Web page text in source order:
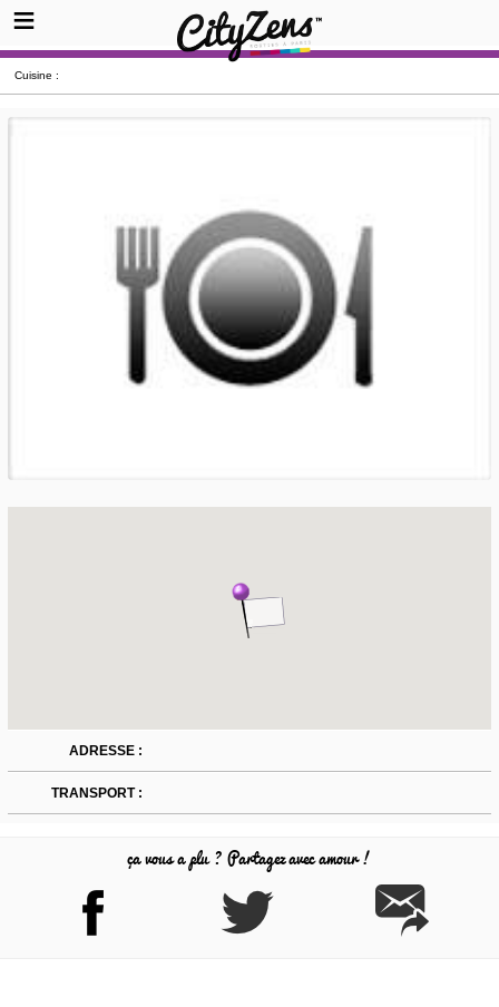
Cuisine :
ADRESSE :
TRANSPORT :
ça vous a plu ? Partagez avec amour !